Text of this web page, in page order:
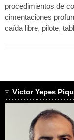
procedimientos de
cimentaciones
caída libre, pilote,
Víctor Yepes